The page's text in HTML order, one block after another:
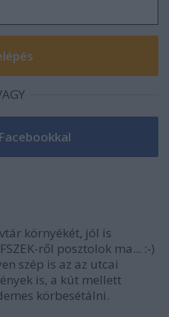
környékét, jól is
ről posztolok ma... :-)
szép is az az utcai
is, a kút mellett
körbesétálni.